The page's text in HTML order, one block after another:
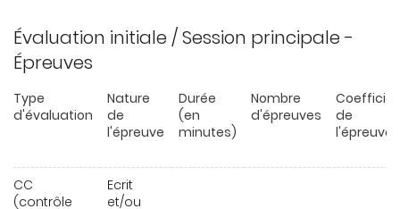
Évaluation initiale / Session principale -
Épreuves
Type
d'évaluation
Nature
de
l'épreuve
Durée
(en
minutes)
Nombre
d'épreuves
de
l'épreuve
CC
(contrôle
Ecrit
et/ou